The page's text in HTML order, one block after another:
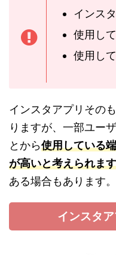
インス
使用し
使用し
インスタアプリその
りますが、一部ユー
とから使用している
が高いと考えられま
ある場合もあります。
インスタ